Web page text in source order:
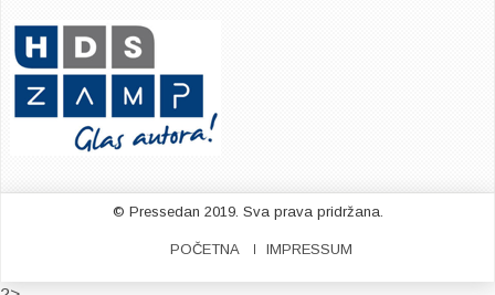
© Pressedan 2019. Sva prava pridržana.
POČETNA IMPRESSUM